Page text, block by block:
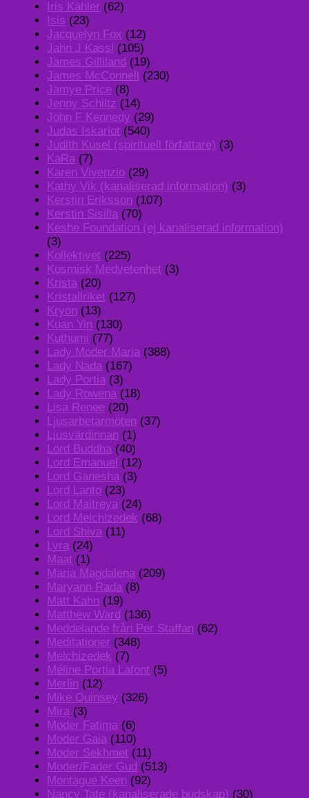
Iris Kähler (62)
Isis (23)
Jacquelyn Fox (12)
Jahn J Kassl (105)
James Gilliland (19)
James McConnell
(230)
Jamye Price (8)
Jenny Schiltz (14)
John F Kennedy (29)
Judas Iskariot (540)
Judith Kusel (spirituell författare) (3)
KaRa (7)
Karen Vivenzio (29)
Kathy Vik (kanaliserad information) (3)
Kerstin Eriksson (107)
Kerstin Sisilla (70)
Keshe Foundation (ej kanaliserad information)
(3)
Kollektivet (225)
Kosmisk Medvetenhet (3)
Krista (20)
Kristallriket (127)
Kryon (13)
Kuan Yin (130)
Kuthumi (77)
Lady Moder Maria (388)
Lady Nada (167)
Lady Portia (3)
Lady Rowena (18)
Lisa Renee (20)
Ljusarbetarmöten (37)
Ljusvärdinnan (1)
Lord Buddha (40)
Lord Emanuel (12)
Lord Ganesha (3)
Lord Lanto (23)
Lord Maitreya (24)
Lord Melchizedek (68)
Lord Shiva (11)
Lyra (24)
Maat (1)
Maria Magdalena (209)
Maryann Rada (8)
Matt Kahn (19)
Matthew Ward (136)
Meddelande från Per Staffan (62)
Meditationer (348)
Melchizedek (7)
Méline Portia Lafont (5)
Merlin (12)
Mike Quinsey (326)
Mira (3)
Moder Fatima (6)
Moder Gaia (110)
Moder Sekhmet (11)
Moder/Fader Gud (513)
Montague Keen (92)
Nancy Tate (kanaliserade budskap) (30)